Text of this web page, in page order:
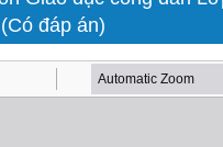
đáp án)